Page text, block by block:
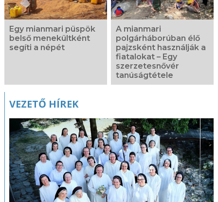
Egy mianmari püspök
belső menekültként
segíti a népét
A mianmari
polgárháborúban élő
pajzsként használják a
fiatalokat – Egy
szerzetesnővér
tanúságtétele
VEZETŐ HÍREK